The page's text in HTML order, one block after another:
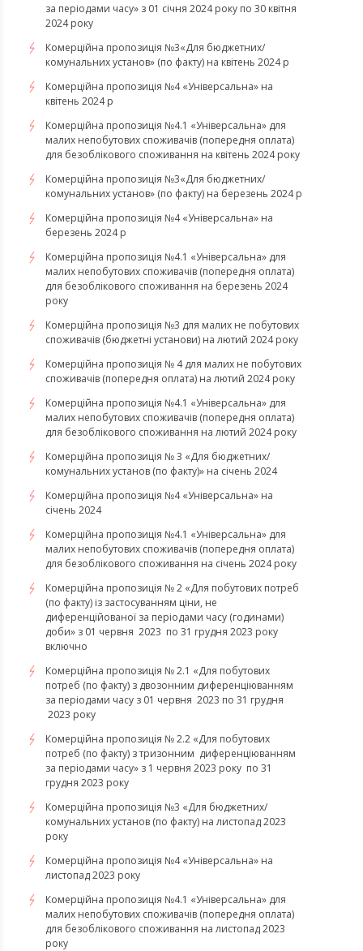
за періодами часу» з 01 січня 2024 року по 30 квітня
2024 року
Комерційна пропозиція №3«Для бюджетних/
комунальних установ» (по факту) на квітень 2024 р
Комерційна пропозиція №4 «Універсальна» на
квітень 2024 р
Комерційна пропозиція №4.1 «Універсальна» для
малих непобутових споживачів (попередня оплата)
для безоблікового споживання на квітень 2024 року
Комерційна пропозиція №3«Для бюджетних/
комунальних установ» (по факту) на березень 2024 р
Комерційна пропозиція №4 «Універсальна» на
березень 2024 р
Комерційна пропозиція №4.1 «Універсальна» для
малих непобутових споживачів (попередня оплата)
для безоблікового споживання на березень 2024
року
Комерційна пропозиція №3 для малих не побутових
споживачів (бюджетні установи) на лютий 2024 року
Комерційна пропозиція № 4 для малих не побутових
споживачів (попередня оплата) на лютий 2024 року
Комерційна пропозиція №4.1 «Універсальна» для
малих непобутових споживачів (попередня оплата)
для безоблікового споживання на лютий 2024 року
Комерційна пропозиція № 3 «Для бюджетних/
комунальних установ (по факту)» на січень 2024
Комерційна пропозиція №4 «Універсальна» на
січень 2024
Комерційна пропозиція №4.1 «Універсальна» для
малих непобутових споживачів (попередня оплата)
для безоблікового споживання на січень 2024 року
Комерційна пропозиція № 2 «Для побутових потреб
(по факту) із застосуванням ціни, не
диференційованої за періодами часу (годинами)
доби» з 01 червня 2023 по 31 грудня 2023 року
включно
Комерційна пропозиція № 2.1 «Для побутових
потреб (по факту) з двозонним диференціюванням
за періодами часу з 01 червня 2023 по 31 грудня
2023 року
Комерційна пропозиція № 2.2 «Для побутових
потреб (по факту) з тризонним диференціюванням
за періодами часу» з 1 червня 2023 року по 31
грудня 2023 року
Комерційна пропозиція №3 «Для бюджетних/
комунальних установ (по факту) на листопад 2023
року
Комерційна пропозиція №4 «Універсальна» на
листопад 2023 року
Комерційна пропозиція №4.1 «Універсальна» для
малих непобутових споживачів (попередня оплата)
для безоблікового споживання на листопад 2023
року